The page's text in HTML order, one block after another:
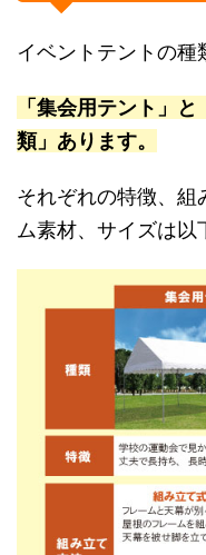
イベントテントの種
「集会用テント」
類」あります。
それぞれの特徴、組
ム素材、サイズは以